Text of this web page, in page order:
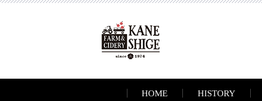
HOME HISTORY